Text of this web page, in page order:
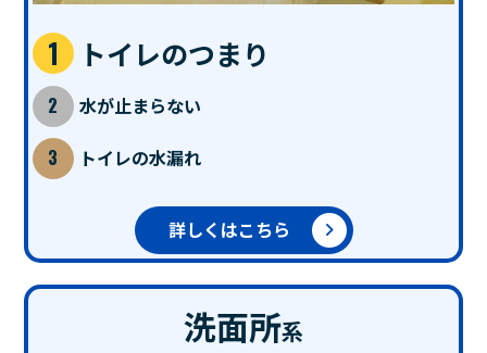
トイレのつまり
水が止まらない
トイレの水漏れ
詳しくはこちら
洗面所系